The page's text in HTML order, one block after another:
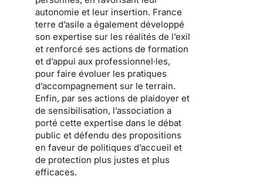
autonomie et leur insertion. France
terre d’asile a également développé
son expertise sur les réalités de l’exil
et renforcé ses actions de formation
et d’appui aux professionnel·les,
pour faire évoluer les pratiques
d’accompagnement sur le terrain.
Enfin, par ses actions de plaidoyer et
de sensibilisation, l’association a
porté cette expertise dans le débat
public et défendu des propositions
en faveur de politiques d’accueil et
de protection plus justes et plus
efficaces.